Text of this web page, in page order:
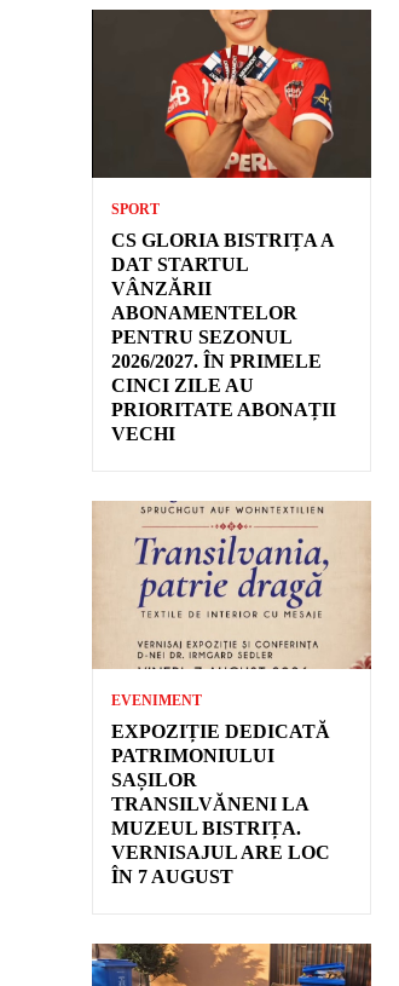
SPORT
CS GLORIA BISTRIȚA A
DAT STARTUL
VÂNZĂRII
ABONAMENTELOR
PENTRU SEZONUL
2026/2027. ÎN PRIMELE
CINCI ZILE AU
PRIORITATE ABONAȚII
VECHI
EVENIMENT
EXPOZIȚIE DEDICATĂ
PATRIMONIULUI
SAȘILOR
TRANSILVĂNENI LA
MUZEUL BISTRIȚA.
VERNISAJUL ARE LOC
ÎN 7 AUGUST